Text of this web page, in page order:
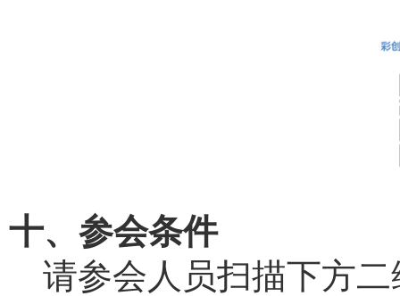
十、参会条件
请参会人员扫描下方